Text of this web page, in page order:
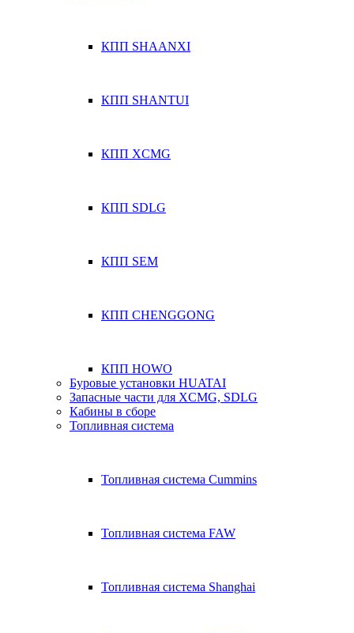
КПП SHAANXI
КПП SHANTUI
КПП XCMG
КПП SDLG
КПП SEM
КПП CHENGGONG
КПП HOWO
Буровые установки HUATAI
Запасные части для XCMG, SDLG
Кабины в сборе
Топливная система
Топливная система Cummins
Топливная система FAW
Топливная система Shanghai